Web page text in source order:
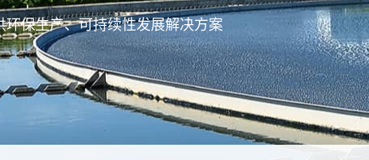
环保生产、可持续性发展解决方案